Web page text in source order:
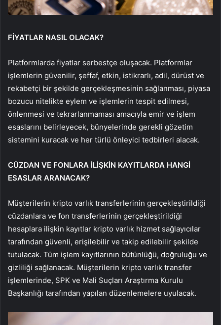
FİYATLAR NASIL OLACAK?
Platformlarda fiyatlar serbestçe oluşacak. Platformlar
işlemlerin güvenilir, şeffaf, etkin, istikrarlı, adil, dürüst ve
rekabetçi bir şekilde gerçekleşmesinin sağlanması, piyasa
bozucu nitelikte eylem ve işlemlerin tespit edilmesi,
önlenmesi ve tekrarlanmaması amacıyla emir ve işlem
esaslarını belirleyecek, bünyelerinde gerekli gözetim
sistemini kuracak ve her türlü önleyici tedbirleri alacak.
CÜZDAN VE FONLARA İLİŞKİN KAYITLARDA HANGİ
ESASLAR ARANACAK?
Müşterilerin kripto varlık transferlerinin gerçekleştirildiği
cüzdanlara ve fon transferlerinin gerçekleştirildiği
hesaplara ilişkin kayıtlar kripto varlık hizmet sağlayıcılar
tarafından güvenli, erişilebilir ve takip edilebilir şekilde
tutulacak. Tüm işlem kayıtlarının bütünlüğü, doğruluğu ve
gizliliği sağlanacak. Müşterilerin kripto varlık transfer
işlemlerinde, SPK ve Mali Suçları Araştırma Kurulu
Başkanlığı tarafından yapılan düzenlemelere uyulacak.